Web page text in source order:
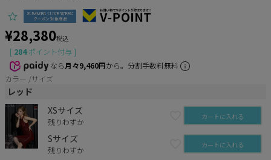
¥28,380税込
[ 284 ポイント付与 ]
なら月々9,460円から。分割手数料無料
カラー
サイズ
レッド
XSサイズ
残りわずか カートに入れる
Sサイズ
残りわずか カートに入れる